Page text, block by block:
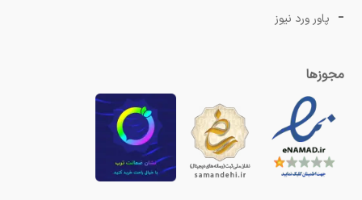
پاور ورد نیوز
مجوزها